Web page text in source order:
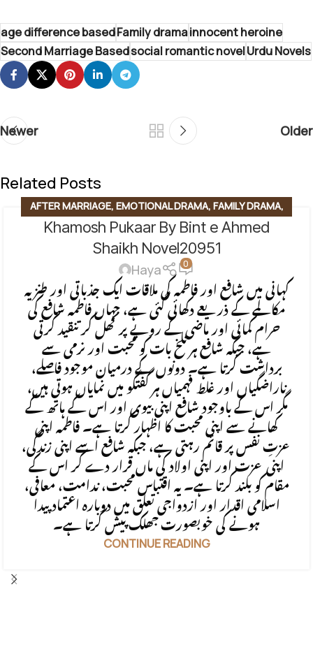
age difference basedFamily dramainnocent heroine
Second Marriage Basedsocial romantic novelUrdu Novels
Newer Older
Related Posts
AFTER MARRIAGE, EMOTIONAL DRAMA, FAMILY DRAMA,
FAMILY STORY,FORCED MARRIAGE BASED,ROMANTIC
,RUDE HERO BASED,SECOND MARRIAGE
BASED,SOCIAL ENGINEERING
Khamosh Pukaar By Bint e Ahmed
Shaikh Novel20951
Haya 0
کہانی میں شافع اور فاطمہ کی ملاقات ایک جذباتی اور طنزیہ
مکالمے کے ذریعے دکھائی گئی ہے، جہاں فاطمہ شافع کی
حرام کمائی اور ماضی کے رویے پر کھل کر تنقید کرتی
ہے، جبکہ شافع ہر تلخ بات کو محبت اور نرمی سے
برداشت کرتا ہے۔ دونوں کے درمیان موجود فاصلے،
ناراضگیاں اور غلط فہمیاں ہر گفتگو میں نمایاں ہوتی ہیں،
مگر اس کے باوجود شافع اپنی بیوی اور اس کے ہاتھ کے
کھانے سے اپنی محبت کا اظہار کرتا ہے۔ فاطمہ اپنی
عزتِ نفس پر قائم رہتی ہے، جبکہ شافع اسے اپنی زندگی،
اپنی عزت اور اپنی اولاد کی ماں قرار دے کر اس کے
مقام کو بلند کرتا ہے۔ یہ اقتباس محبت، ندامت، معافی،
اسلامی اقدار اور ازدواجی تعلق میں دوبارہ اعتماد پیدا
ہونے کی خوبصورت جھلک پیش کرتا ہے۔
CONTINUE READING